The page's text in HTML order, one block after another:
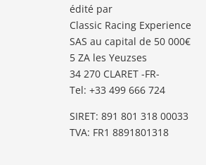
édité par
Classic Racing Experience
SAS au capital de 50 000€
5 ZA les Yeuzses
34 270 CLARET -FR-
Tel: ‭+33 499 666 724‬
SIRET: 891 801 318 00033
TVA: FR1 8891801318